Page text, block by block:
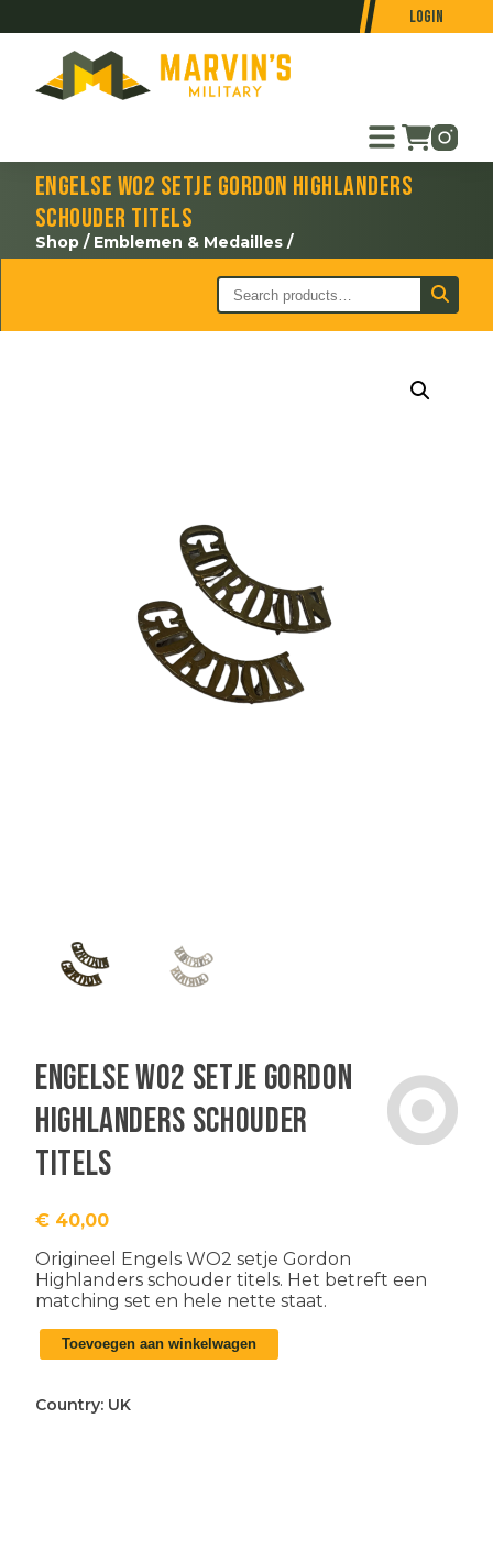
Login
Engelse WO2 setje Gordon Highlanders
schouder titels
Shop / Emblemen & Medailles /
Engelse WO2 setje Gordon
Highlanders schouder
titels
€ 40,00
Origineel Engels WO2 setje Gordon
Highlanders schouder titels. Het betreft een
matching set en hele nette staat.
Engelse
WO2
Gordon
Toevoegen aan winkelwagen
Country: UK